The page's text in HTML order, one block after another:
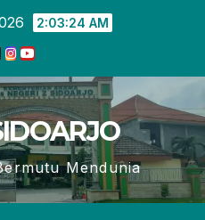
2:03:26 AM
Mendunia